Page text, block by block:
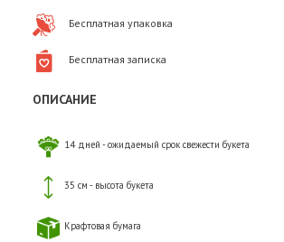
Бесплатная упаковка
Бесплатная записка
ОПИСАНИЕ
14 дней - ожидаемый срок свежести букета
35 см - высота букета
Крафтовая бумага